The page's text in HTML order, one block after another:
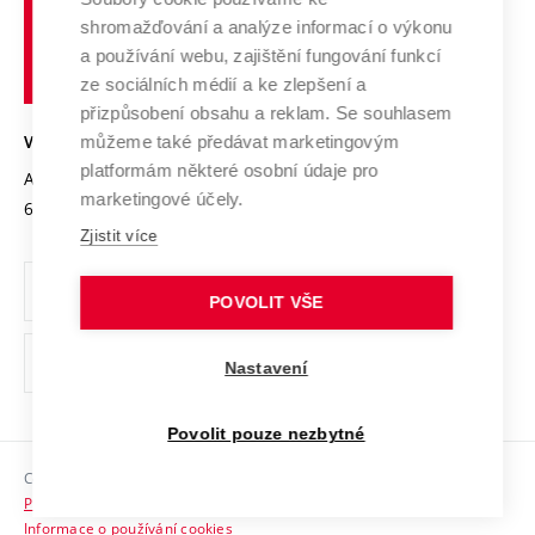
Výzkumné infrastruktury
Transfer znalostí
Open Science
Projekty
Projekty ze strukturálních fondů
Specifický výzkum
Mezinárodní dohody
Univerzitní sítě
Udržitelná univerzita
Podnikavá univerzita / ContriBUTe
Bezpečná univerzita
Vyznamenání
Organizační struktura
Ochrana osobních údajů
odkaz)
Sociální bezpečí
HR Award
učení
technické
Brně
VYSOKÉ UČENÍ TECHNICKÉ V BRNĚ
Antonínská 548/1
602 00 Brno
www.vut.cz
vut@vutbr.cz
Copyright © 2026 VUT
Prohlášení o přístupnosti
Informace o používání cookies
shromažďování a analýze informací o výkonu
a používání webu, zajištění fungování funkcí
ze sociálních médií a ke zlepšení a
přizpůsobení obsahu a reklam. Se souhlasem
můžeme také předávat marketingovým
platformám některé osobní údaje pro
marketingové účely.
Zjistit více
POVOLIT VŠE
Nastavení
Povolit pouze nezbytné